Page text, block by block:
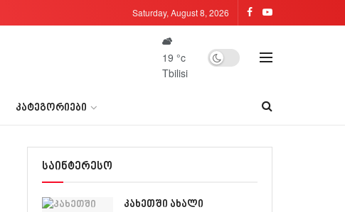
Saturday, August 8, 2026
19 °c
Tbilisi
ᲙᲐᲢᲔᲒᲝᲠᲘᲔᲑᲘ
საინტერესო
კახეთში ახალი